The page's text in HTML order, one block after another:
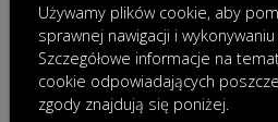
Używamy plików cookie, aby
sprawnej nawigacji i
Szczegółowe informacje na
cookie odpowiadających
zgody znajdują się poniżej.